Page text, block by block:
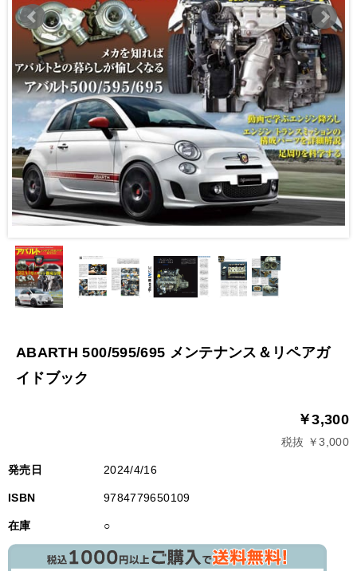
ABARTH 500/595/695 メンテナンス＆リペアガ
イドブック
￥3,300
税抜 ￥3,000
発売日 2024/4/16
ISBN 9784779650109
在庫 ○